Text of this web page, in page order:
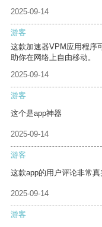
2025-09-14
游客
这款加速器VPM应用程序
助你在网络上自由移动。
2025-09-14
游客
这个是app神器
2025-09-14
游客
这款app的用户评论非常真
2025-09-14
游客